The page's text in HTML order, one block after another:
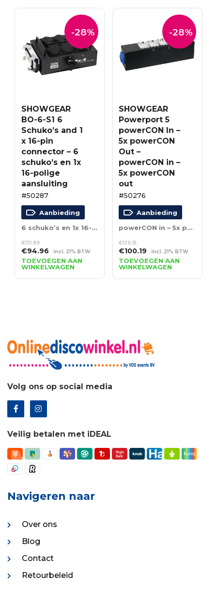
-28%
SHOWGEAR
BO-6-S1 6
Schuko’s and 1
x 16-pin
connector – 6
schuko’s en 1x
16-polige
aansluiting
#50287
Aanbieding
6 schuko’s en 1x 16-polige aansluiting
€131.89
Oorspronkelijke
prijs
was:
€131.89.
€94.96Huidige
prijs
is:
€94.96.
incl. 21% BTW
TOEVOEGEN AAN
WINKELWAGEN
-28%
SHOWGEAR
Powerport 5
powerCON In –
5x powerCON
Out –
powerCON in –
5x powerCON
out
#50276
Aanbieding
powerCON in – 5x powerCON out
€139.15
Oorspronkelijke
prijs
was:
€139.15.
€100.19 Huidige
prijs
is:
€100.19.
incl. 21% BTW
TOEVOEGEN AAN
WINKELWAGEN
Volg ons op social media
Veilig betalen met iDEAL
Navigeren naar
Over ons
Blog
Contact
Retourbeleid